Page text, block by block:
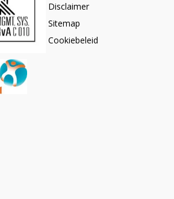
Disclaimer
Sitemap
Cookiebeleid